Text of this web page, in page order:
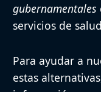
gubernamentales
servicios de
Para ayudar a
estas